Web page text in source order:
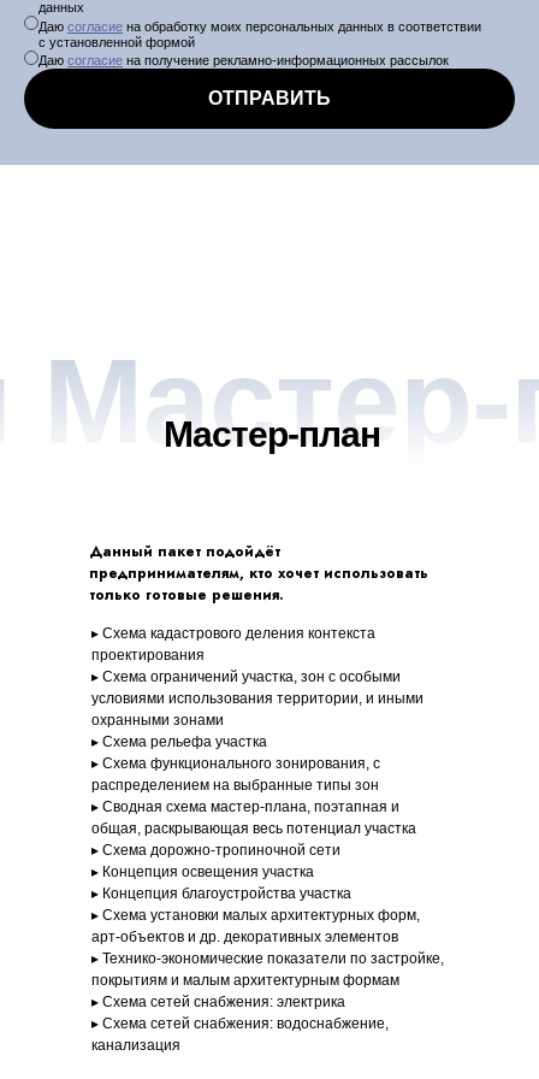
данных
Даю согласие на обработку моих персональных данных в соответствии
с установленной формой
Даю согласие на получение рекламно-информационных рассылок
ОТПРАВИТЬ
Мастер-план
▸ Схема кадастрового деления контекста
проектирования
▸ Схема ограничений участка, зон с особыми
условиями использования территории, и иными
охранными зонами
▸ Схема рельефа участка
▸ Схема функционального зонирования, с
распределением на выбранные типы зон
▸ Сводная схема мастер-плана, поэтапная и
общая, раскрывающая весь потенциал участка
▸ Схема дорожно-тропиночной сети
▸ Концепция освещения участка
▸ Концепция благоустройства участка
▸ Схема установки малых архитектурных форм,
арт-объектов и др. декоративных элементов
▸ Технико-экономические показатели по застройке,
покрытиям и малым архитектурным формам
▸ Схема сетей снабжения: электрика
▸ Схема сетей снабжения: водоснабжение,
канализация
Данный пакет подойдёт
предпринимателям, кто хочет использовать
только готовые решения.